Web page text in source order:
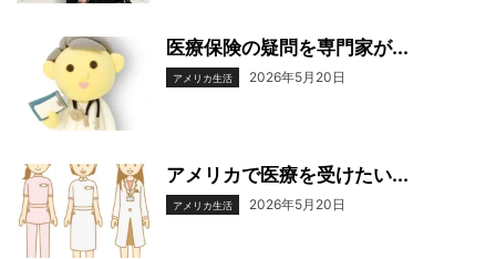
医療保険の疑問を専門家が...
アメリカ生活 2026年5月20日
アメリカで医療を受けたい...
アメリカ生活 2026年5月20日